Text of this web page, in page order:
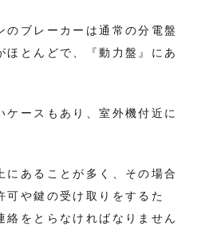
のブレーカーは通常の分電盤
ほとんどで、『動力盤』にあ
ケースもあり、室外機付近に
にあることが多く、その場合
可や鍵の受け取りをするた
絡をとらなければなりません